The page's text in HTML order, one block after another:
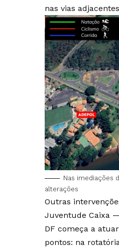
nas vias
Nas imediações
alterações
Outras
Juventude Caixa
DF começa a
pontos: na